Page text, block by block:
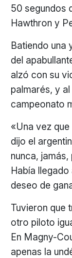
50 segundos
Hawthron y
Batiendo una
del
alzó con su
palmarés, y
campeonato
«Una vez
dijo el
nunca,
Había
deseo de
Tuvieron que
otro piloto
En Magny-
apenas la